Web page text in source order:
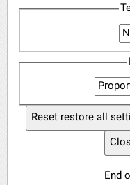
Resetrestore all
End